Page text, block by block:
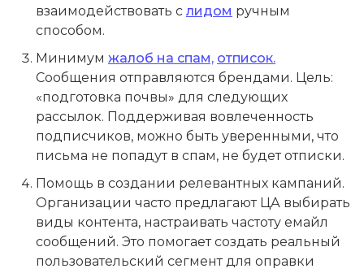
взаимодействовать с лидом ручным
способом.
Минимум жалоб на спам, отписок.
Сообщения отправляются брендами. Цель:
«подготовка почвы» для следующих
рассылок. Поддерживая вовлеченность
подписчиков, можно быть уверенными, что
письма не попадут в спам, не будет отписки.
Помощь в создании релевантных кампаний.
Организации часто предлагают ЦА выбирать
виды контента, настраивать частоту емайл
сообщений. Это помогает создать реальный
пользовательский сегмент для оправки